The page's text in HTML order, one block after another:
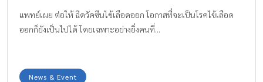
แพทย์เผย ต่อให้ ฉีดวัคซีนไข้เลือดออก โอกาสที่จะเป็นโรคไข้เลือด
ออกก็ยังเป็นไปได้ โดยเฉพาะอย่างยิ่งคนที่...
News & Event